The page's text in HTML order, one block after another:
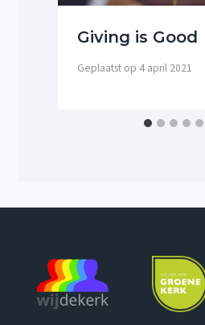
Giving is Good
Geplaatst op 4 april 2021